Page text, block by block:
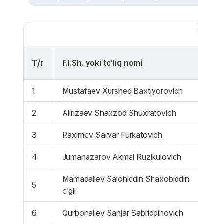
Т/r F.I.Sh. yoki to‘liq nomi
1 Mustafaev Xurshed Baxtiyorovich
2 Alirizaev Shaxzod Shuxratovich
3 Raximov Sarvar Furkatovich
4 Jumanazarov Akmal Ruzikulovich
5
Mamadaliev Salohiddin Shaxobiddin
o’gli
6 Qurbonaliev Sanjar Sabriddinovich